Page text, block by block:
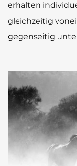
erhalten
gleichzeitig
gegenseitig